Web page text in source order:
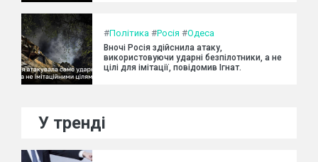
#Політика #Росія #Одеса
Вночі Росія здійснила атаку,
використовуючи ударні безпілотники, а не
цілі для імітації, повідомив Ігнат.
У тренді